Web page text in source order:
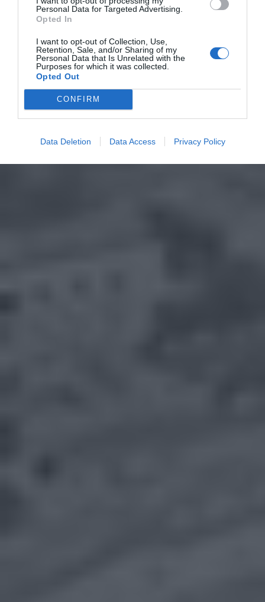
Personal Data for Targeted Advertising.
Opted In
I want to opt-out of Collection, Use,
Retention, Sale, and/or Sharing of my
Personal Data that Is Unrelated with the
Purposes for which it was collected.
Opted Out
CONFIRM
Data Deletion Data Access Privacy Policy